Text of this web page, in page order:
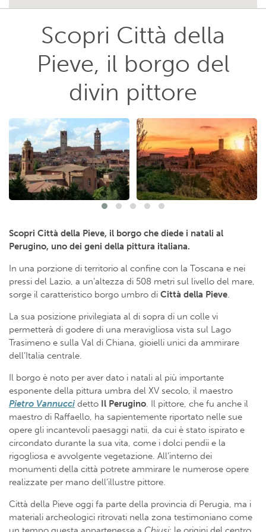
Scopri Città della
Pieve, il borgo del
divin pittore
Scopri Città della Pieve, il borgo che diede i natali al
Perugino, uno dei geni della pittura italiana.
In una porzione di territorio al confine con la Toscana e nei
pressi del Lazio, a un’altezza di 508 metri sul livello del mare,
sorge il caratteristico borgo umbro di Città della Pieve
La sua posizione privilegiata al di sopra di un colle vi
permetterà di godere di una meravigliosa vista sul Lago
Trasimeno e sulla Val di Chiana, gioielli unici da ammirare
dell’Italia centrale.
Il borgo è noto per aver dato i natali al più importante
esponente della pittura umbra del XV secolo, il maestro
Pietro Vannucci detto Il Perugino . Il pittore, che fu anche il
maestro di Raffaello, ha sapientemente riportato nelle sue
opere gli incantevoli paesaggi natii, da cui è stato ispirato e
circondato durante la sua vita, come i dolci pendii e la
rigogliosa e avvolgente vegetazione. All’interno dei
monumenti della città potrete ammirare le numerose opere
realizzate per mano dell’illustre pittore.
Città della Pieve oggi fa parte della provincia di Perugia, ma i
materiali archeologici ritrovati nella zona testimoniano come